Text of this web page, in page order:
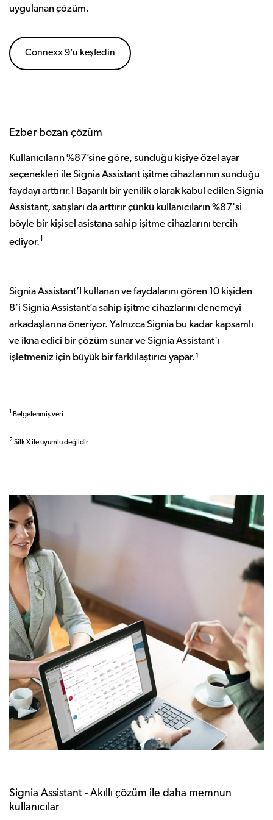
uygulanan çözüm.
Connexx 9’u keşfedin
Ezber bozan çözüm
Kullanıcıların %87’sine göre, sunduğu kişiye özel ayar
seçenekleri ile Signia Assistant işitme cihazlarının sunduğu
faydayı arttırır.1 Başarılı bir yenilik olarak kabul edilen Signia
Assistant, satışları da arttırır çünkü kullanıcıların %87'si
böyle bir kişisel asistana sahip işitme cihazlarını tercih
ediyor. 1
Signia Assistant’I kullanan ve faydalarını gören 10 kişiden
8’i Signia Assistant’a sahip işitme cihazlarını denemeyi
arkadaşlarına öneriyor. Yalnızca Signia bu kadar kapsamlı
ve ikna edici bir çözüm sunar ve Signia Assistant'ı
işletmeniz için büyük bir farklılaştırıcı yapar.¹
1 Belgelenmiş veri
2Silk X ile uyumlu değildir
Signia Assistant - Akıllı çözüm ile daha memnun
kullanıcılar